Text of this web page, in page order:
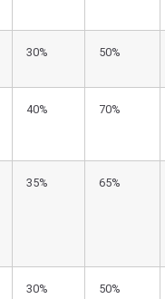
30% 50%
40% 70%
35% 65%
30% 50%